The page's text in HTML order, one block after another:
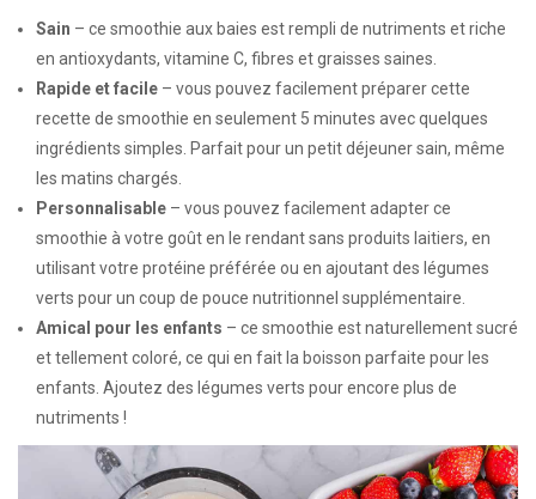
Sain – ce smoothie aux baies est rempli de nutriments et riche
en antioxydants, vitamine C, fibres et graisses saines.
Rapide et facile – vous pouvez facilement préparer cette
recette de smoothie en seulement 5 minutes avec quelques
ingrédients simples. Parfait pour un petit déjeuner sain, même
les matins chargés.
Personnalisable – vous pouvez facilement adapter ce
smoothie à votre goût en le rendant sans produits laitiers, en
utilisant votre protéine préférée ou en ajoutant des légumes
verts pour un coup de pouce nutritionnel supplémentaire.
Amical pour les enfants – ce smoothie est naturellement sucré
et tellement coloré, ce qui en fait la boisson parfaite pour les
enfants. Ajoutez des légumes verts pour encore plus de
nutriments !